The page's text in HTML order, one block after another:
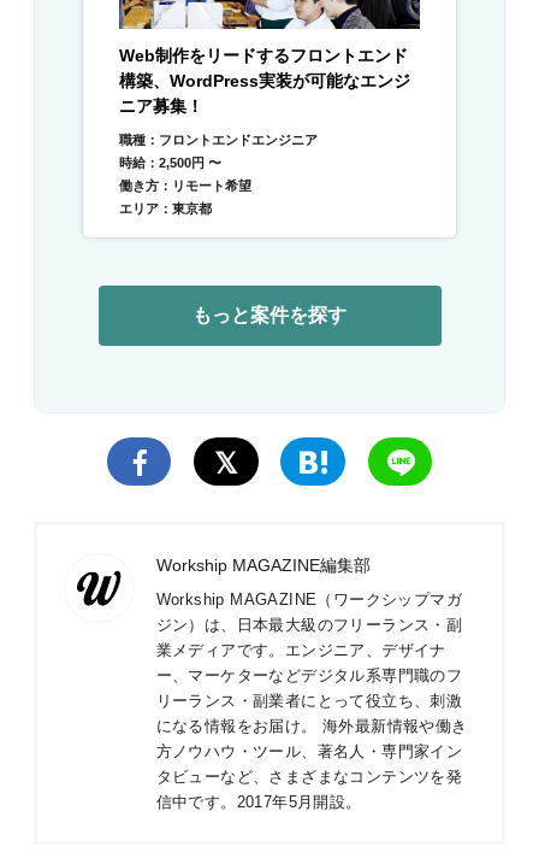
Web制作をリードするフロントエンド
構築、WordPress実装が可能なエンジ
ニア募集！
職種：フロントエンドエンジニア
時給：2,500円 〜
働き方：リモート希望
エリア：東京都
もっと案件を探す
Workship MAGAZINE編集部
Workship MAGAZINE（ワークシップマガ
ジン）は、日本最大級のフリーランス・副
業メディアです。エンジニア、デザイナ
ー、マーケターなどデジタル系専門職のフ
リーランス・副業者にとって役立ち、刺激
になる情報をお届け。 海外最新情報や働き
方ノウハウ・ツール、著名人・専門家イン
タビューなど、さまざまなコンテンツを発
信中です。2017年5月開設。